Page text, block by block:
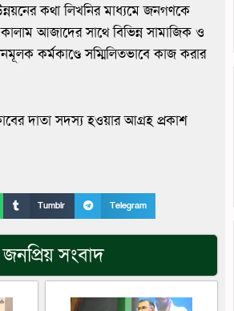
কথা লিখনির মাধ্যমে জনগণকে
আজাদের সাথে বিভিন্ন সামাজিক ও
কর্মকাণ্ডে সম্মিলিতভাবে কাজ করার
দাতা সদস্য হওয়ার আগ্রহ প্রকাশ
Tumblr Telegram
সংবাদ